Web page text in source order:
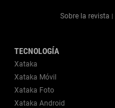
Sobre la revista |
TECNOLOGÍA
Xataka
Xataka Móvil
Xataka Foto
Xataka Android